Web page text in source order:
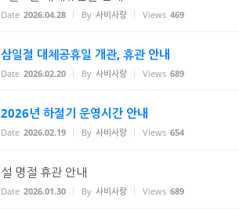
Date 2026.04.28 By 사비사랑 Views 469
삼일절 대체공휴일 개관, 휴관 안내
Date 2026.02.20 By 사비사랑 Views 689
2026년 하절기 운영시간 안내
Date 2026.02.19 By 사비사랑 Views 654
설 명절 휴관 안내
Date 2026.01.30 By 사비사랑 Views 689